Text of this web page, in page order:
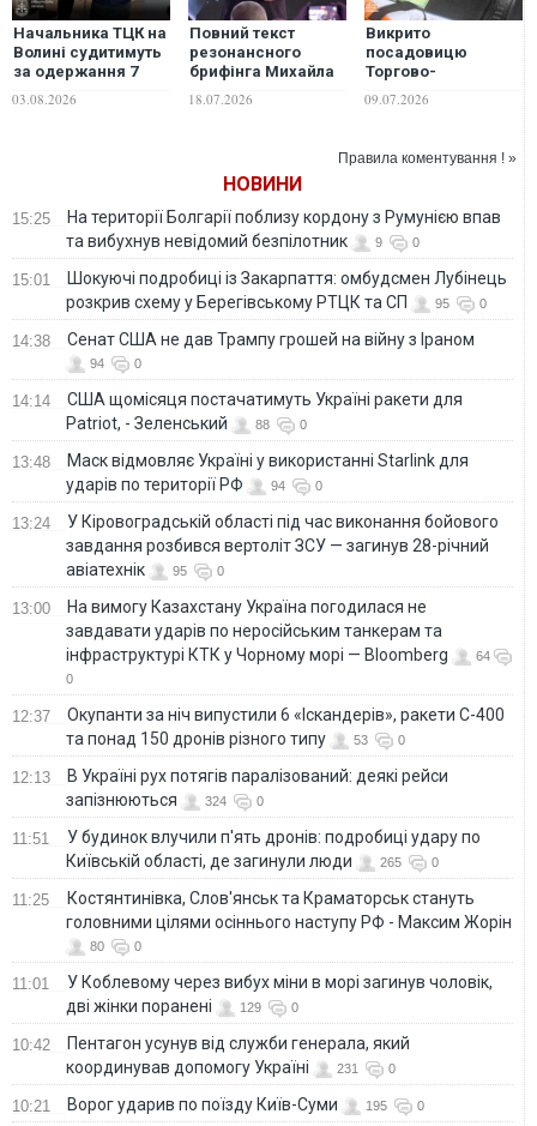
Начальника ТЦК на
Волині судитимуть
за одержання 7
фіктивний
03.08.2026
Повний текст
резонансного
брифінга Михайла
18.07.2026
Викрито
посадовицю
Торгово-
палати України на
виробника бойових
09.07.2026
Правила коментування ! »
НОВИНИ
15:25
На території Болгарії поблизу кордону з Румунією впав
та вибухнув невідомий безпілотник
9 0
15:01
Шокуючі подробиці із Закарпаття: омбудсмен Лубінець
розкрив схему у Берегівському РТЦК та СП
95 0
14:38 Сенат США не дав Трампу грошей на війну з Іраном
94 0
14:14
США щомісяця постачатимуть Україні ракети для
Patriot, - Зеленський
88 0
13:48
Маск відмовляє Україні у використанні Starlink для
ударів по території РФ
94 0
13:24
У Кіровоградській області під час виконання бойового
завдання розбився вертоліт ЗСУ — загинув 28-річний
авіатехнік
95 0
13:00
На вимогу Казахстану Україна погодилася не
завдавати ударів по неросійським танкерам та
інфраструктурі КТК у Чорному морі — Bloomberg
64
0
12:37
Окупанти за ніч випустили 6 «Іскандерів», ракети С-400
та понад 150 дронів різного типу
53 0
12:13
В Україні рух потягів паралізований: деякі рейси
запізнюються
324 0
11:51
У будинок влучили п'ять дронів: подробиці удару по
Київській області, де загинули люди
265 0
11:25
Костянтинівка, Слов'янськ та Краматорськ стануть
головними цілями осіннього наступу РФ - Максим Жорін
80 0
11:01
У Коблевому через вибух міни в морі загинув чоловік,
дві жінки поранені
129 0
10:42
Пентагон усунув від служби генерала, який
координував допомогу Україні
231 0
10:21 Ворог ударив по поїзду Київ-Суми 195 0